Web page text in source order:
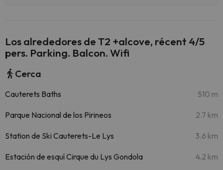
Los alrededores de T2 +alcove, récent 4/5
pers. Parking. Balcon. Wifi
Cerca
Cauterets Baths 510 m
Parque Nacional de los Pirineos 2.7 km
Station de Ski Cauterets-Le Lys 3.6 km
Estación de esquí Cirque du Lys Gondola 4.2 km